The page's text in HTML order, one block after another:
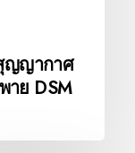
ญญากาศ
าย DSM